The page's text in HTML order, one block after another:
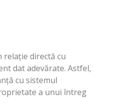
relaţie directă cu
dat adevărate. Astfel,
cu sistemul
a unui întreg